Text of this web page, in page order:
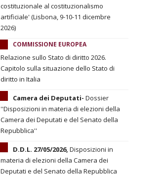
costituzionale al costituzionalismo
artificiale' (Lisbona, 9-10-11 dicembre
2026)
COMMISSIONE EUROPEA
Relazione sullo Stato di diritto 2026.
Capitolo sulla situazione dello Stato di
diritto in Italia
Camera dei Deputati- Dossier
''Disposizioni in materia di elezioni della
Camera dei Deputati e del Senato della
Repubblica''
D.D.L. 27/05/2026, Disposizioni in
materia di elezioni della Camera dei
Deputati e del Senato della Repubblica